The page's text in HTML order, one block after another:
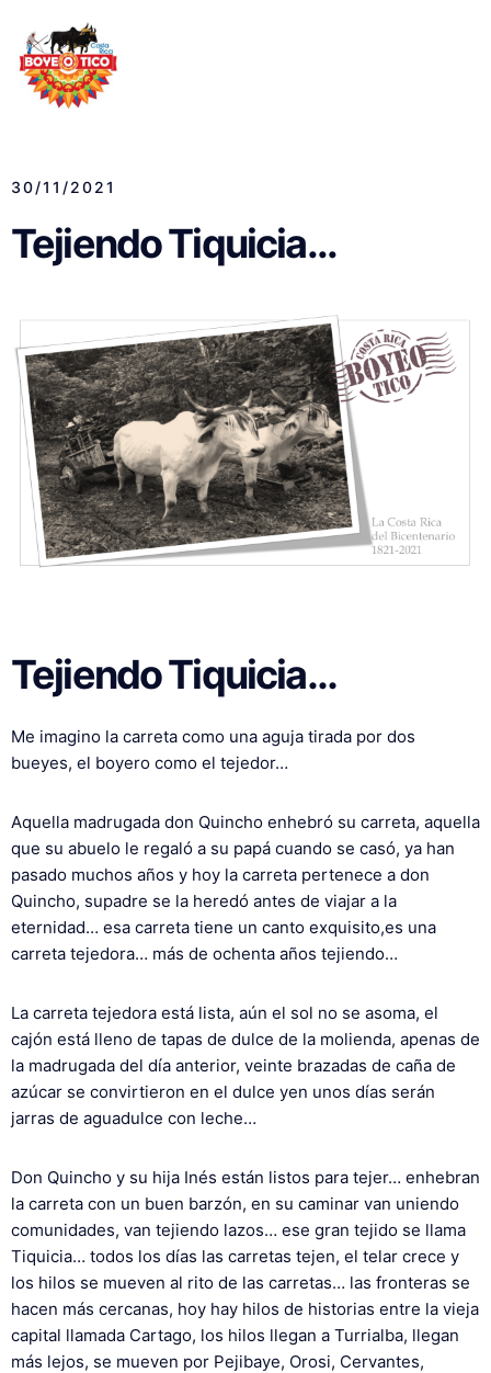
30/11/2021
Tejiendo Tiquicia...
Tejiendo Tiquicia…
Me imagino la carreta como una aguja tirada por dos
bueyes, el boyero como el tejedor…
Aquella madrugada don Quincho enhebró su carreta, aquella
que su abuelo le regaló a su papá cuando se casó, ya han
pasado muchos años y hoy la carreta pertenece a don
Quincho, supadre se la heredó antes de viajar a la
eternidad… esa carreta tiene un canto exquisito,es una
carreta tejedora… más de ochenta años tejiendo…
La carreta tejedora está lista, aún el sol no se asoma, el
cajón está lleno de tapas de dulce de la molienda, apenas de
la madrugada del día anterior, veinte brazadas de caña de
azúcar se convirtieron en el dulce yen unos días serán
jarras de aguadulce con leche…
Don Quincho y su hija Inés están listos para tejer… enhebran
la carreta con un buen barzón, en su caminar van uniendo
comunidades, van tejiendo lazos… ese gran tejido se llama
Tiquicia… todos los días las carretas tejen, el telar crece y
los hilos se mueven al rito de las carretas… las fronteras se
hacen más cercanas, hoy hay hilos de historias entre la vieja
capital llamada Cartago, los hilos llegan a Turrialba, llegan
más lejos, se mueven por Pejibaye, Orosi, Cervantes,